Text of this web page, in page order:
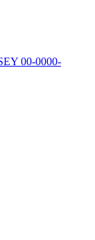
00-0000-